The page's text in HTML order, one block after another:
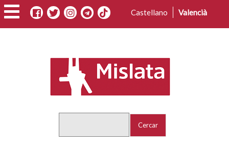
Vés
al
contingut
Castellano Valencià